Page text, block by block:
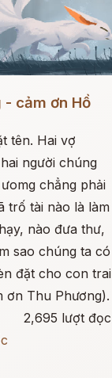
- cảm ơn Hồ
tên. Hai vợ
người chúng
chẳng phải
trố tài nào là làm
nào đưa thư,
sao chúng ta có
đặt cho con trai
ơn Thu Phương).
2,695 lượt đọc